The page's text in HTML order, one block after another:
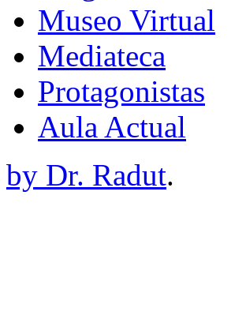
Museo Virtual
Mediateca
Protagonistas
Aula Actual
by Dr. Radut.